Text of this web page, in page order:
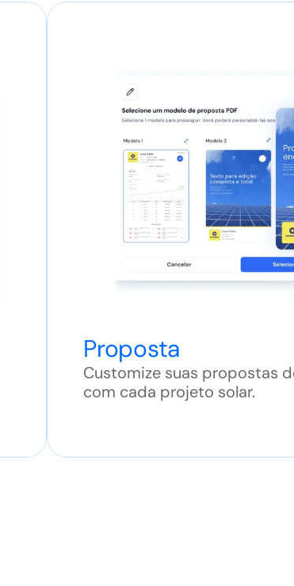
Proposta
Customize suas propostas
com cada projeto solar.